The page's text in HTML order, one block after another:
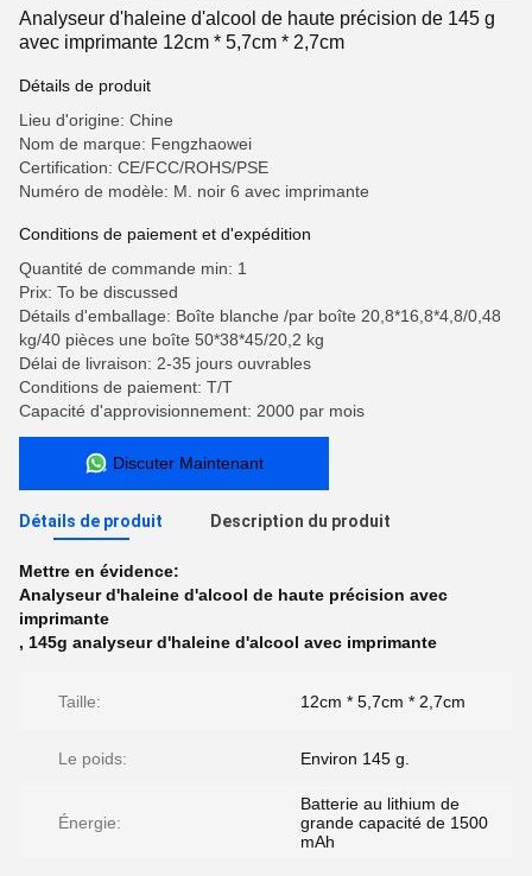
Analyseur d'haleine d'alcool de haute précision de 145 g
avec imprimante 12cm * 5,7cm * 2,7cm
Détails de produit
Lieu d'origine: Chine
Nom de marque: Fengzhaowei
Certification: CE/FCC/ROHS/PSE
Numéro de modèle: M. noir 6 avec imprimante
Conditions de paiement et d'expédition
Quantité de commande min: 1
Prix: To be discussed
Détails d'emballage: Boîte blanche /par boîte 20,8*16,8*4,8/0,48
kg/40 pièces une boîte 50*38*45/20,2 kg
Délai de livraison: 2-35 jours ouvrables
Conditions de paiement: T/T
Capacité d'approvisionnement: 2000 par mois
Discuter Maintenant
Détails de produit Description du produit
Mettre en évidence:
Analyseur d'haleine d'alcool de haute précision avec
imprimante
, 145g analyseur d'haleine d'alcool avec imprimante
Taille: 12cm * 5,7cm * 2,7cm
Le poids: Environ 145 g.
Énergie:
Batterie au lithium de
grande capacité de 1500
mAh